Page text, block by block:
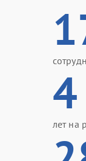
4
лет на